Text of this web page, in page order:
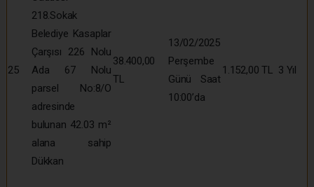
25
218.Sokak
Belediye Kasaplar
Çarşısı 226 Nolu
Ada 67 Nolu
parsel No:8/O
adresinde
bulunan 42.03 m²
alana sahip
Dükkan
38.400,00
TL
13/02/2025
Perşembe
Günü Saat
10:00’da
1.152,00 TL 3 Yıl